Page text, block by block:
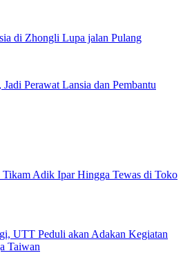
di Zhongli Lupa jalan Pulang
Perawat Lansia dan Pembantu
Tikam Adik Ipar Hingga Tewas di Toko
UTT Peduli akan Adakan Kegiatan
Taiwan